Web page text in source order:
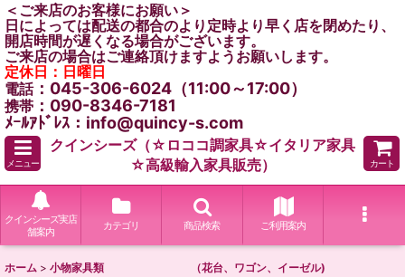
＜ご来店のお客様にお願い＞
日によっては配送の都合のより定時より早く店を閉めたり、
開店時間が遅くなる場合がございます。
ご来店の場合はご連絡頂けますようお願いします。
定休日：日曜日
電話：045-306-6024（11:00～17:00）
携帯 ：090-8346-7181
ﾒｰﾙｱﾄﾞﾚｽ：info@quincy-s.com
メニュー
クインシーズ（☆ロココ調家具☆イタリア家具
☆高級輸入家具販売）
カート
クインシーズ実店
舗案内
カテゴリ 商品検索 ご利用案内
ホーム > 小物家具類 （花台、ワゴン、イーゼル)